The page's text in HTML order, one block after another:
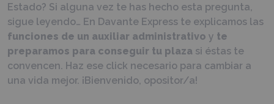
Estado? Si alguna vez te has hecho esta pregunta,
sigue leyendo… En Davante Express te explicamos las
funciones de un auxiliar administrativo y te
preparamos para conseguir tu plaza si éstas te
convencen. Haz ese click necesario para cambiar a
una vida mejor. ¡Bienvenido, opositor/a!